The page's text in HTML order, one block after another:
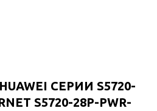
СЕРИИ S5720-
S5720-28P-PWR-